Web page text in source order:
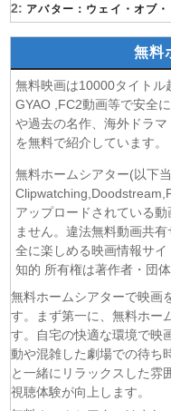
(08/08)BLACK TORCH
猫と竜 第7話
告白ー25年目の
(08/08)クレヨンしんち
(08/08)ドラえもん 2026
(08/08)本好きの下剋上
(08/08)うしろの正面カム
(08/08)
ヘルモード～やり
無双する～ 2nd Season
(08/08) 晩酌の流儀５ 〜
(07/08)探偵のままでい
(07/08)ストレンジ-伊藤
(07/08)逃げ上手の若君
(07/08)神の雫 第18話
(07/08)うちの弟どもがす
(07/08) これ描いて死ね
(07/08) ここは俺に任せて
説になっていた。 第6話
2: アバター：ウェイ・オブ
無料
無料映画は10000タイトル
GYAO ,FC2動画等で安全
や過去の名作、海外ドラ
を無料で紹介しています。
無料ホームシアター(以下
アップロードされている
ません。違法無料動画共
全に楽しめる映画情報サ
知的 所有権は著作者・団
無料ホームシアターで映画
す。まず第一に、無料ホー
す。自宅の快適な環境で映
動や混雑した劇場での待ち
と一緒にリラックスした雰
視聴体験が向上します。